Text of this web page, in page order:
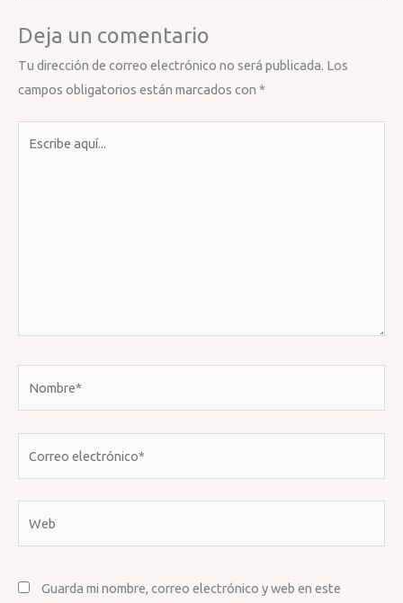
Deja un comentario
Tu dirección de correo electrónico no será publicada. Los
campos obligatorios están marcados con *
Guarda mi nombre, correo electrónico y web en este